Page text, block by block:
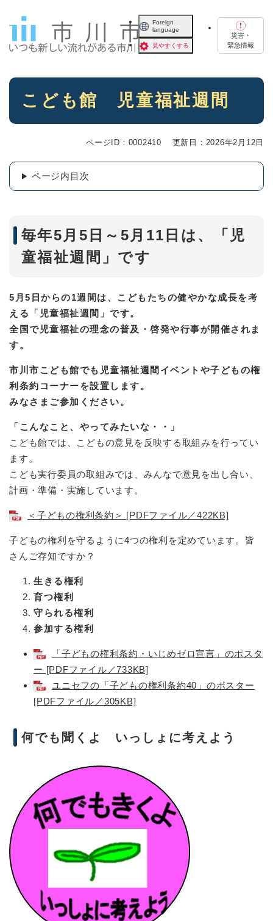
Foreign
language
見やすくする
災害・
緊急情報
本
こども館 児童福祉週間
ページID：0002410 更新日：2026年2月12日
ページ内目次
毎年5月5日～5月11日は、「児
童福祉週間」です
5月5日からの1週間は、こどもたちの健やかな成長を考
える「児童福祉週間」です。
全国で児童福祉の理念の普及・啓発や行事が開催されま
す。
市川市こども館でも児童福祉週間イベントや子どもの権
利条約コーナーを設置します。
みなさまご参加ください。
「こんなこと、やってみたいな・・」
こども館では、こどもの意見を反映する取組みを行ってい
ます。
こども実行委員の取組みでは、みんなで意見を出し合い、
計画・準備・実施しています。
＜子どもの権利条約＞ [PDFファイル／422KB]
子どもの権利を守るように4つの権利を定めています。皆
さんご存知ですか？
生きる権利
育つ権利
守られる権利
参加する権利
「子どもの権利条約・いじめゼロ宣言」のポスタ
ー [PDFファイル／733KB]
ユニセフの「子どもの権利条約40」のポスター
[PDFファイル／305KB]
何でも聞くよ いっしょに考えよう